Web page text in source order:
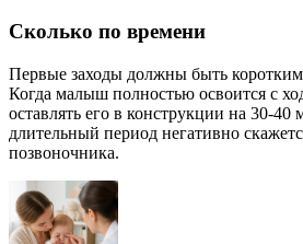
Сколько по времени
Первые заходы должны быть
Когда малыш полностью освоится с
оставлять его в конструкции на 30-40
длительный период негативно
позвоночника.